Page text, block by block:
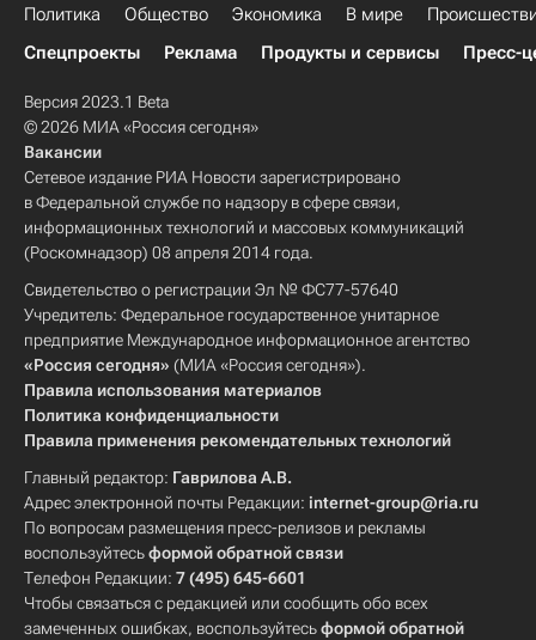
Политика Общество Экономика В мире
Спецпроекты
Реклама Продукты и сервисы Пресс-
Версия 2023.1 Beta
© 2026 МИА «Россия сегодня»
Вакансии
Сетевое издание РИА Новости зарегистрировано
в Федеральной службе по надзору в сфере связи,
информационных технологий и массовых коммуникаций
(Роскомнадзор) 08 апреля 2014 года.
Свидетельство о регистрации Эл № ФС77-57640
Учредитель: Федеральное государственное унитарное
предприятие Международное информационное агентство
«Россия сегодня» (МИА «Россия сегодня»).
Правила использования материалов
Политика конфиденциальности
Правила применения рекомендательных технологий
Главный редактор: Гаврилова А.В.
Адрес электронной почты Редакции: internet-group@ria.ru
По вопросам размещения пресс-релизов и рекламы
воспользуйтесьформой обратной связи
Телефон Редакции: 7 (495) 645-6601
Чтобы связаться с редакцией или сообщить обо всех
замеченных ошибках, воспользуйтесьформой обратной